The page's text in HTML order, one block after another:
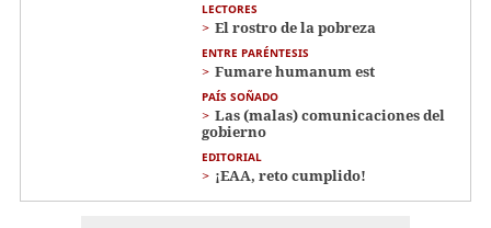
LECTORES
El rostro de la pobreza
ENTRE PARÉNTESIS
Fumare humanum est
PAÍS SOÑADO
Las (malas) comunicaciones del
gobierno
EDITORIAL
¡EAA, reto cumplido!